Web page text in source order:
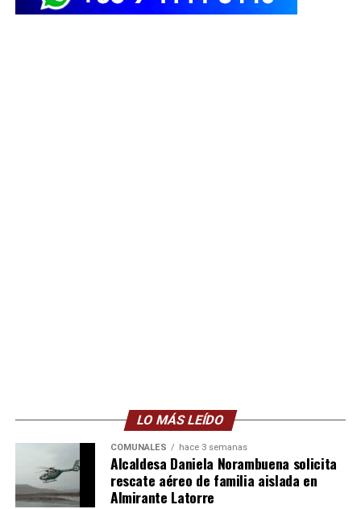
LO MÁS LEÍDO
COMUNALES hace 3 semanas
Alcaldesa Daniela Norambuena solicita
rescate aéreo de familia aislada en
Almirante Latorre